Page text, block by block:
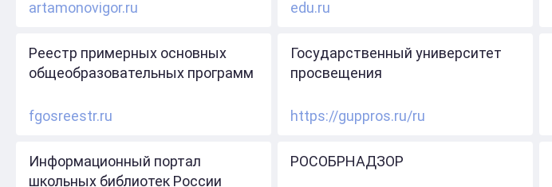
artamonovigor.ru edu.ru
Реестр примерных основных
общеобразовательных программ
fgosreestr.ru
Государственный университет
просвещения
https://guppros.ru/ru
Информационный портал
школьных библиотек России
РОСОБРНАДЗОР